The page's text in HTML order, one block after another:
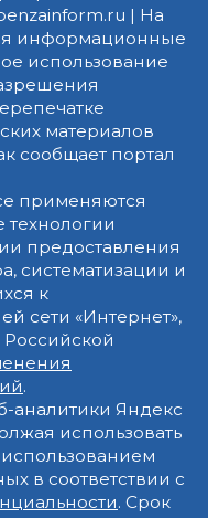
| На
информационные
использование
материалов
сообщает портал
применяются
предоставления
систематизации и
к
сети «Интернет»,
.
аналитики Яндекс
использовать
использованием
в соответствии с
. Срок